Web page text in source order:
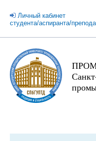
Личный кабинет
студента/аспиранта/